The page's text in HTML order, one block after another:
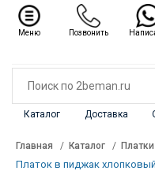
Каталог Доставка
Каталог ✖
Главная Каталог
Платок в пиджак
Меню Позвонить